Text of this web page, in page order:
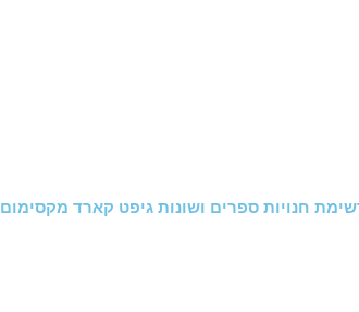
חנויות ספרים ושונות גיפט קארד מקסימום